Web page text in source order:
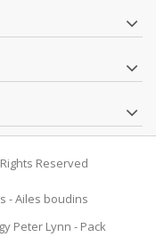
Reserved
-Ailes boudins
Peter Lynn - Pack